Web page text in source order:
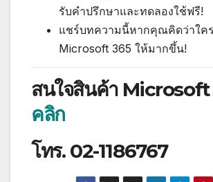
รับคำปรึกษาและทดลองใช้ฟรี!
แชร์บทความนี้หากคุณคิดว่าใค
Microsoft 365 ให้มากขึ้น!
สนใจสินค้า Microsoft
คลิก
โทร. 02-1186767